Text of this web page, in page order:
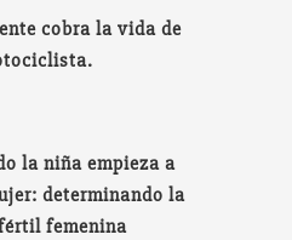
cobra la vida de
la niña empieza a
determinando la
femenina